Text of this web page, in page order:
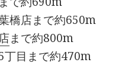
橋店まで約650m
まで約800m
丁目まで約470m